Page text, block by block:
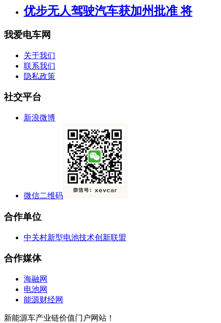
优步无人驾驶汽车获加州批准 将
我爱电车网
关于我们
联系我们
隐私政策
社交平台
新浪微博
微信二维码
合作单位
中关村新型电池技术创新联盟
合作媒体
海融网
电池网
能源财经网
新能源车产业链价值门户网站！